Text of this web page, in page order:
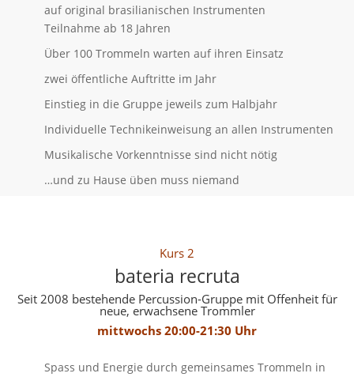
auf original brasilianischen Instrumenten
Teilnahme ab 18 Jahren
Über 100 Trommeln warten auf ihren Einsatz
zwei öffentliche Auftritte im Jahr
Einstieg in die Gruppe jeweils zum Halbjahr
Individuelle Technikeinweisung an allen Instrumenten
Musikalische Vorkenntnisse sind nicht nötig
…und zu Hause üben muss niemand
Kurs 2
bateria recruta
Seit 2008 bestehende Percussion-Gruppe mit Offenheit für
neue, erwachsene Trommler
mittwochs 20:00-21:30 Uhr
Spass und Energie durch gemeinsames Trommeln in